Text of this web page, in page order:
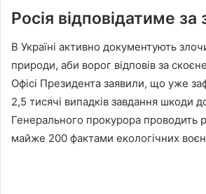
Росія відповідатиме за
В Україні активно документують
природи, аби ворог відповів за
Офісі Президента заявили, що уже
2,5 тисячі випадків завдання шкоди
Генерального прокурора проводить
майже 200 фактами екологічних